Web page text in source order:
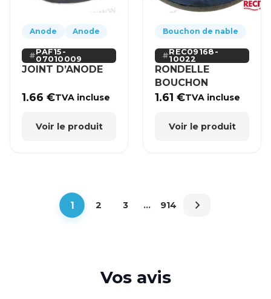
Anode Anode
PAF15-
07010009
JOINT D’ANODE
1.66€TVA incluse
Voir le produit
Bouchon de nable
REC09168-
10022
RONDELLE
BOUCHON
1.61€TVA incluse
Voir le produit
1 2 3 … 914
Vos avis